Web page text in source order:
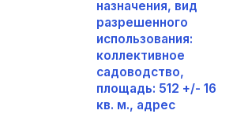
назначения, вид
разрешенного
использования:
коллективное
садоводство,
площадь: 512 +/- 16
кв. м., адрес